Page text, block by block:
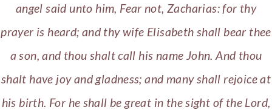
angel said unto him, Fear not, Zacharias: for thy
prayer is heard; and thy wife Elisabeth shall bear thee
a son, and thou shalt call his name John. And thou
shalt have joy and gladness; and many shall rejoice at
his birth. For he shall be great in the sight of the Lord,